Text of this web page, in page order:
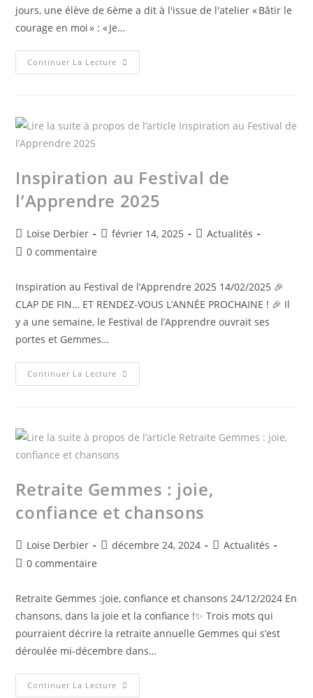
jours, une élève de 6ème a dit à l'issue de l'atelier « Bâtir le
courage en moi » : « Je…
Continuer La Lecture
Inspiration au Festival de
l’Apprendre 2025
Loise Derbier février 14, 2025
Actualités
0 commentaire
Inspiration au Festival de l’Apprendre 2025 14/02/2025 🎉
CLAP DE FIN… ET RENDEZ-VOUS L’ANNÉE PROCHAINE ! 🎉 Il
y a une semaine, le Festival de l’Apprendre ouvrait ses
portes et Gemmes…
Continuer La Lecture
Retraite Gemmes : joie,
confiance et chansons
Loise Derbier décembre 24, 2024
Actualités
0 commentaire
Retraite Gemmes :joie, confiance et chansons 24/12/2024 En
chansons, dans la joie et la confiance !✨ Trois mots qui
pourraient décrire la retraite annuelle Gemmes qui s’est
déroulée mi-décembre dans…
Continuer La Lecture